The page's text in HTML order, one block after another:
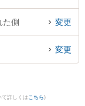
相談したい』『慰謝料
を検索したい』『初回
内の弁護士に相談予約
た側 変更
変更
て詳しくはこちら)